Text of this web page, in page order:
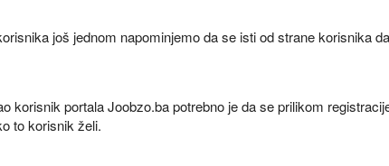
još jednom napominjemo da se isti od strane korisnika
korisnik portala Joobzo.ba potrebno je da se prilikom
to korisnik želi.